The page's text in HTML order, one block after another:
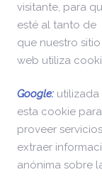
visitante, para
esté al tanto de
que nuestro sitio
web utiliza
Google: utilizada
esta cookie para
proveer
extraer
anónima sobre